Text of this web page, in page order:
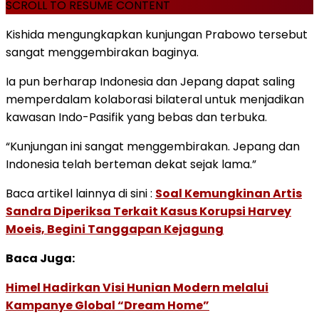
SCROLL TO RESUME CONTENT
Kishida mengungkapkan kunjungan Prabowo tersebut
sangat menggembirakan baginya.
Ia pun berharap Indonesia dan Jepang dapat saling
memperdalam kolaborasi bilateral untuk menjadikan
kawasan Indo-Pasifik yang bebas dan terbuka.
“Kunjungan ini sangat menggembirakan. Jepang dan
Indonesia telah berteman dekat sejak lama.”
Baca artikel lainnya di sini : Soal Kemungkinan Artis
Sandra Diperiksa Terkait Kasus Korupsi Harvey
Moeis, Begini Tanggapan Kejagung
Baca Juga:
Himel Hadirkan Visi Hunian Modern melalui
Kampanye Global “Dream Home”